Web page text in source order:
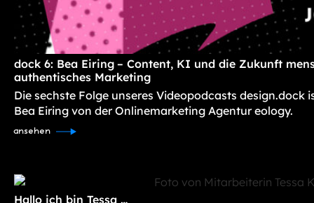
dock 6: Bea Eiring – Content, KI und die Zukunft
authentisches Marketing
Die sechste Folge unseres Videopodcasts design.dock
Bea Eiring von der Onlinemarketing Agentur eology.
ansehen
Hallo ich bin Tessa …